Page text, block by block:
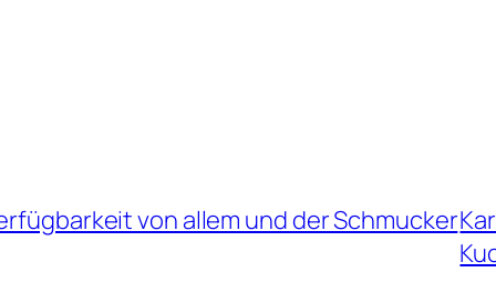
von allem und der Schmucker